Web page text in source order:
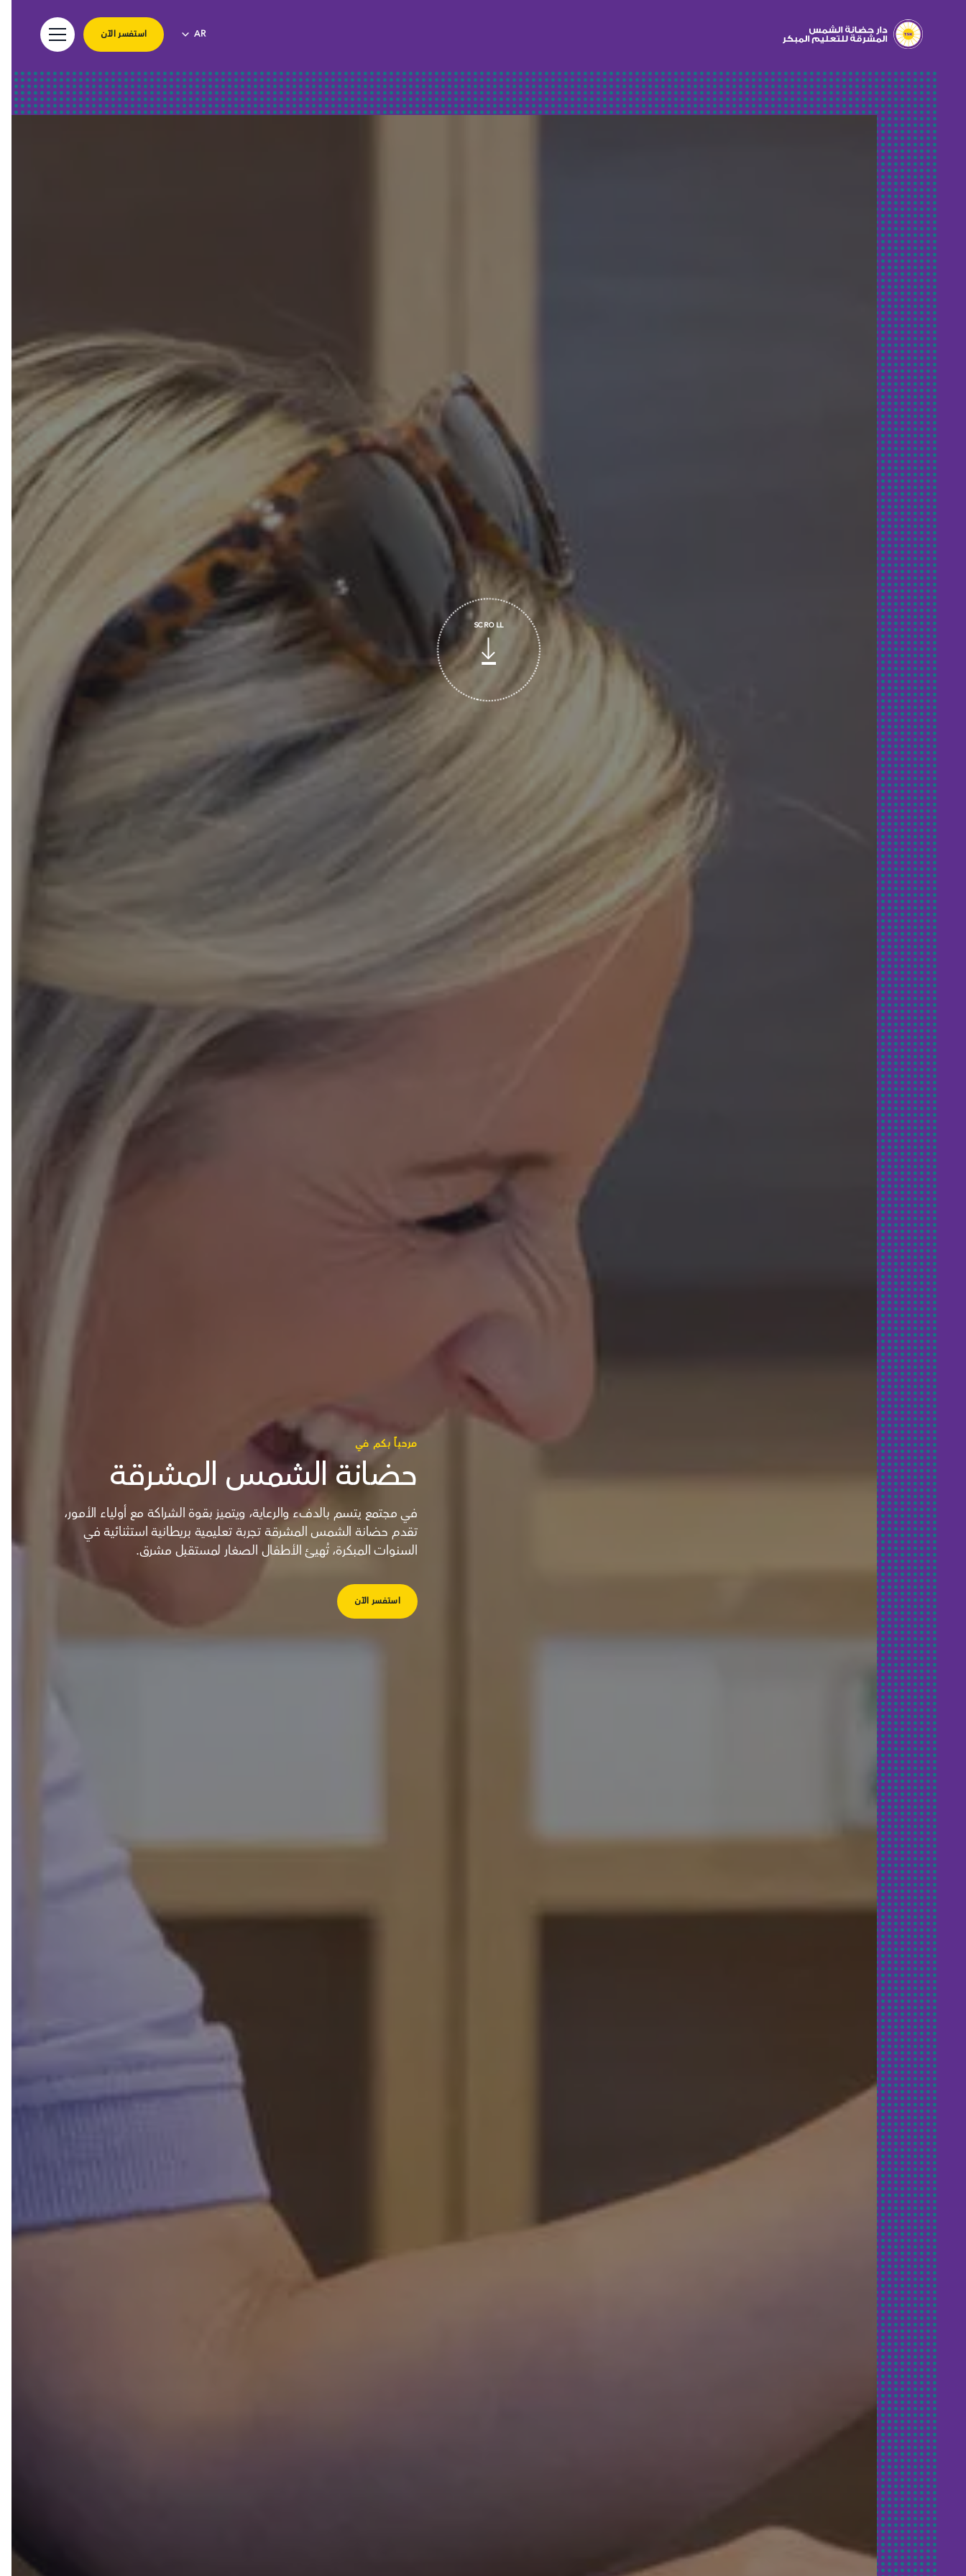
AR استفسر الآن
SCROLL
مرحباً بكم في
حضانة الشمس المشرقة
في مجتمع يتسم بالدفء والرعاية، ويتميز بقوة الشراكة مع أولياء الأمور،
تقدم حضانة الشمس المشرقة تجربة تعليمية بريطانية استثنائية في
السنوات المبكرة، تُهيئ الأطفال الصغار لمستقبل مشرق.
استفسر الآن